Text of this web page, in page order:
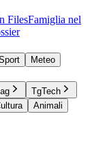
FilesFamiglia nel
Meteo
TgTech
Animali